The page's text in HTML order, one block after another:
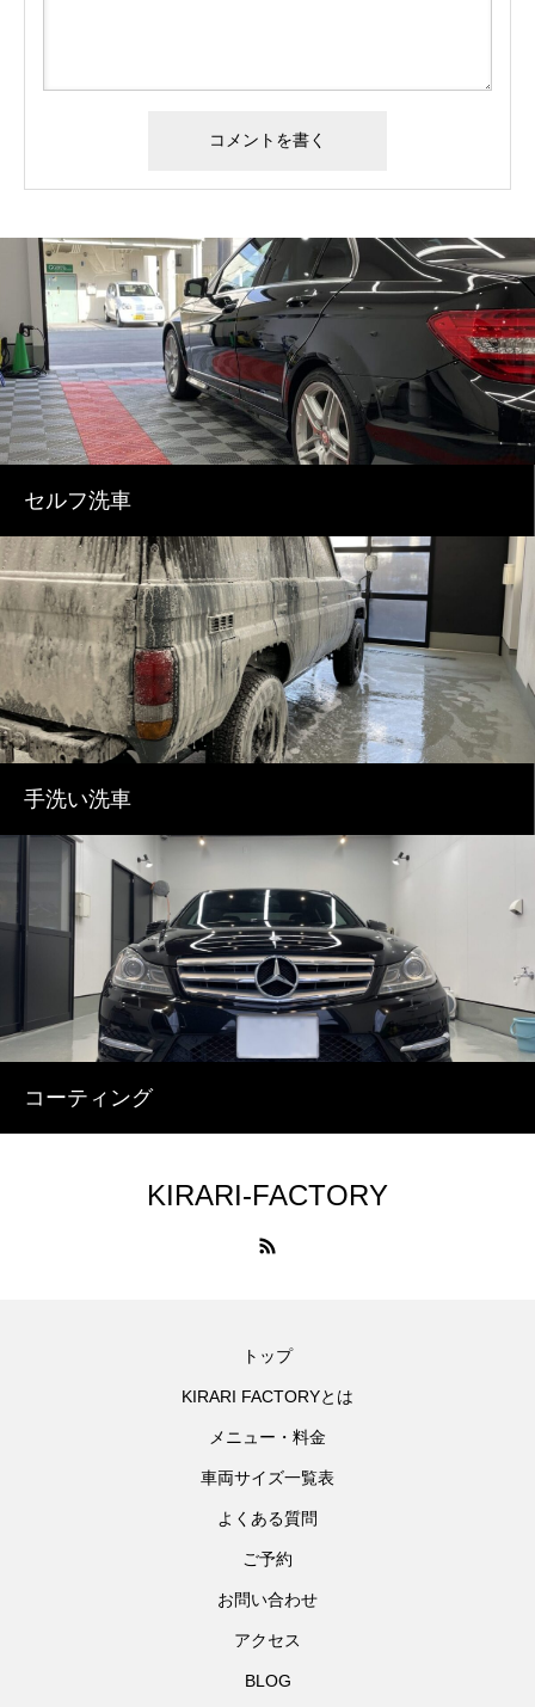
セルフ洗車
手洗い洗車
コーティング
KIRARI-FACTORY
トップ
KIRARI FACTORYとは
メニュー・料金
車両サイズ一覧表
よくある質問
ご予約
お問い合わせ
アクセス
BLOG